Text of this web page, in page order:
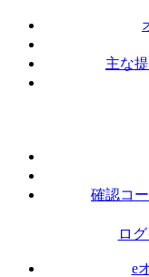
主な
確認コ
ロ
e